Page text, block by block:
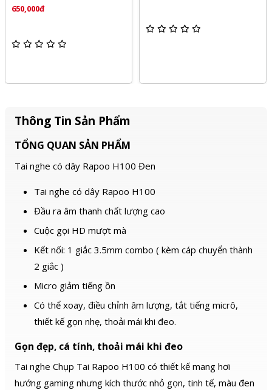
650,000đ
Thông Tin Sản Phẩm
TỔNG QUAN SẢN PHẨM
Tai nghe có dây Rapoo H100 Đen
Tai nghe có dây Rapoo H100
Đầu ra âm thanh chất lượng cao
Cuộc gọi HD mượt mà
Kết nối: 1 giắc 3.5mm combo ( kèm cáp chuyển thành
2 giắc )
Micro giảm tiếng ồn
Có thể xoay, điều chỉnh âm lượng, tắt tiếng micrô,
thiết kế gọn nhẹ, thoải mái khi đeo.
Gọn đẹp, cá tính, thoải mái khi đeo
Tai nghe Chụp Tai Rapoo H100 có thiết kế mang hơi
hướng gaming nhưng kích thước nhỏ gọn, tinh tế, màu đen